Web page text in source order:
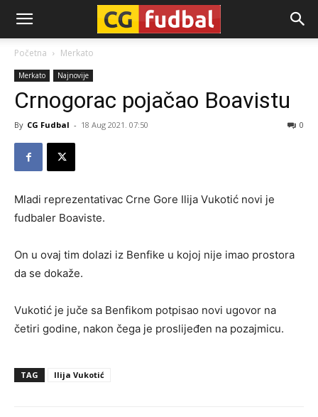
CG-
Fudbal
Početna Merkato
Merkato Najnovije
Crnogorac pojačao Boavistu
By CG Fudbal - 18 Aug 2021. 07:50 0
Mladi reprezentativac Crne Gore Ilija Vukotić novi je
fudbaler Boaviste.
On u ovaj tim dolazi iz Benfike u kojoj nije imao prostora
da se dokaže.
Vukotić je juče sa Benfikom potpisao novi ugovor na
četiri godine, nakon čega je proslijeđen na pozajmicu.
TAG Ilija Vukotić